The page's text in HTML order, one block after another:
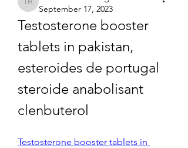
Terrence Roehrig
September 17, 2023
Testosterone booster
tablets in pakistan,
esteroides de portugal
steroide anabolisant
clenbuterol
Testosterone booster tablets in